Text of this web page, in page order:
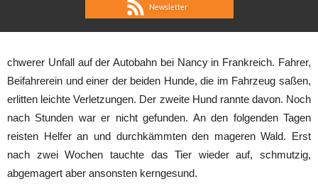
Newsletter
chwerer Unfall auf der Autobahn bei Nancy in Frankreich. Fahrer,
Beifahrerein und einer der beiden Hunde, die im Fahrzeug saßen,
erlitten leichte Verletzungen. Der zweite Hund rannte davon. Noch
nach Stunden war er nicht gefunden. An den folgenden Tagen
reisten Helfer an und durchkämmten den mageren Wald. Erst
nach zwei Wochen tauchte das Tier wieder auf, schmutzig,
abgemagert aber ansonsten kerngesund.